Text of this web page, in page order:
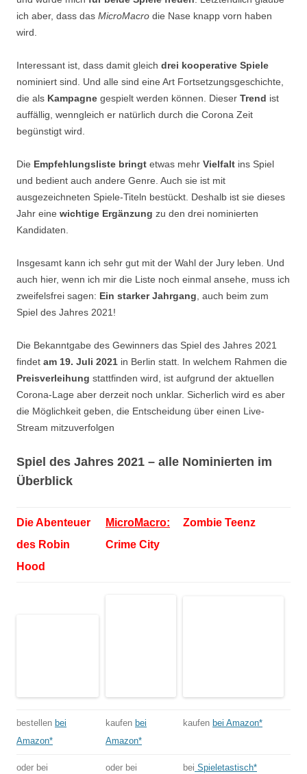
ich aber, dass das MicroMacro die Nase knapp vorn haben
wird.
Interessant ist, dass damit gleich drei kooperative Spiele
nominiert sind. Und alle sind eine Art Fortsetzungsgeschichte,
die als Kampagne gespielt werden können. Dieser Trend ist
auffällig, wenngleich er natürlich durch die Corona Zeit
begünstigt wird.
Die Empfehlungsliste bringt etwas mehr Vielfalt ins Spiel
und bedient auch andere Genre. Auch sie ist mit
ausgezeichneten Spiele-Titeln bestückt. Deshalb ist sie dieses
Jahr eine wichtige Ergänzung zu den drei nominierten
Kandidaten.
Insgesamt kann ich sehr gut mit der Wahl der Jury leben. Und
auch hier, wenn ich mir die Liste noch einmal ansehe, muss ich
zweifelsfrei sagen: Ein starker Jahrgang, auch beim zum
Spiel des Jahres 2021!
Die Bekanntgabe des Gewinners das Spiel des Jahres 2021
findet am 19. Juli 2021 in Berlin statt. In welchem Rahmen die
Preisverleihung stattfinden wird, ist aufgrund der aktuellen
Corona-Lage aber derzeit noch unklar. Sicherlich wird es aber
die Möglichkeit geben, die Entscheidung über einen Live-
Stream mitzuverfolgen
Spiel des Jahres 2021 – alle Nominierten im
Überblick
Die Abenteuer
des Robin
Hood
MicroMacro:
Crime City
Zombie Teenz
bestellen bei
Amazon*
kaufen bei
Amazon*
kaufen bei Amazon*
oder bei
oder bei
bei Spieletastisch*